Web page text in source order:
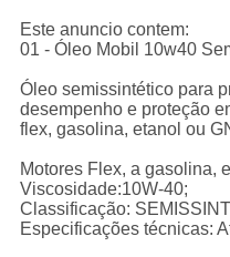
Este anuncio contem:
01 - Óleo Mobil 10w40
Óleo semissintético para
desempenho e proteção
flex, gasolina, etanol ou
Motores Flex, a gasolina,
Viscosidade:10W-40;
Classificação:
Especificações técnicas: